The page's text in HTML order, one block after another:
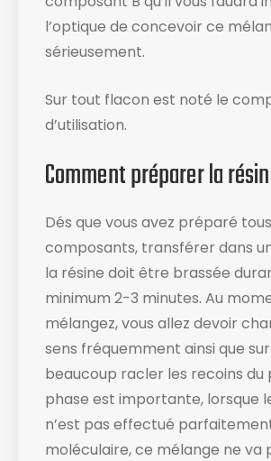
l’optique de concevoir ce
sérieusement.
Sur tout flacon est noté le
d’utilisation​.
Comment préparer la
Dés que vous avez préparé
composants, transférer dans
la résine doit être brassée
minimum 2-3 minutes. Au
mélangez, vous allez devoir
sens fréquemment ainsi que
beaucoup racler les recoins du
phase est importante, lorsque
n’est pas effectué
moléculaire, ce mélange ne va